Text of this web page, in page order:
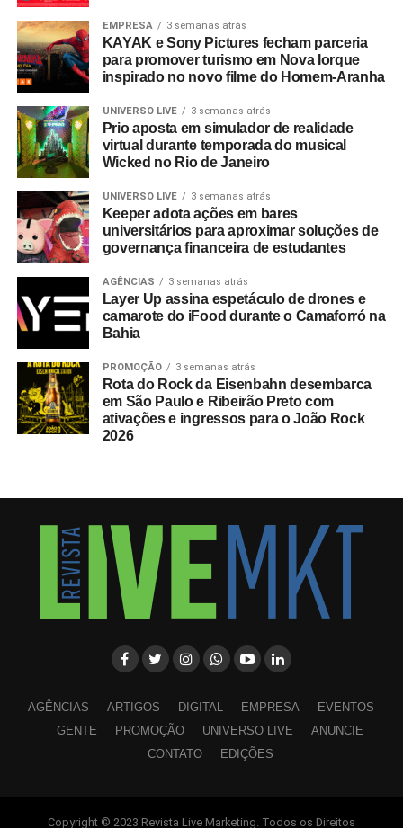
EMPRESA 3 semanas atrás
KAYAK e Sony Pictures fecham parceria
para promover turismo em Nova Iorque
inspirado no novo filme do Homem-Aranha
UNIVERSO LIVE 3 semanas atrás
Prio aposta em simulador de realidade
virtual durante temporada do musical
Wicked no Rio de Janeiro
UNIVERSO LIVE 3 semanas atrás
Keeper adota ações em bares
universitários para aproximar soluções de
governança financeira de estudantes
AGÊNCIAS 3 semanas atrás
Layer Up assina espetáculo de drones e
camarote do iFood durante o Camaforró na
Bahia
PROMOÇÃO 3 semanas atrás
Rota do Rock da Eisenbahn desembarca
em São Paulo e Ribeirão Preto com
ativações e ingressos para o João Rock
2026
AGÊNCIAS ARTIGOS DIGITAL EMPRESA
EVENTOS
GENTE
PROMOÇÃO UNIVERSO LIVE
ANUNCIE
CONTATO
EDIÇÕES
Copyright © 2023 Revista Live Marketing. Todos os Direitos